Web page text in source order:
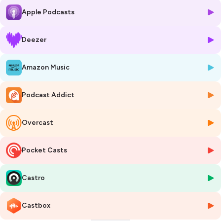
Vous pouvez retrouver Arthur ici 👇
📸Instagram
Pour soutenir le podcast 👇
❤️ Abonnez-vous sur votre plateforme d’écoute
🙊 Parlez du podcast et partagez cet épisode
⭐️ Laissez 5 étoiles sur Spotify ou Apple Podcast
📸Instagram
🎥 YouTube
Les anciens épisodes cités avec Arthur :
Adrien Chaouch
Corentin Kerbiriou
Éloïse Terrec
pour plus d'informations.
Apple Podcasts
Deezer
Amazon Music
Podcast Addict
Overcast
Pocket Casts
Castro
Castbox